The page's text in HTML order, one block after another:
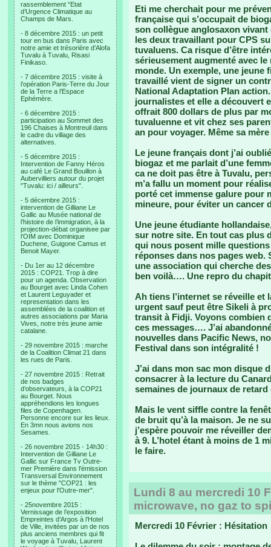
rassemblement “Etat
d’Urgence Climatique au
Champs de Mars.
- 8 décembre 2015 : un petit
tour en bus dans Paris avec
notre amie et trésorière d’Alofa
Tuvalu à Tuvalu, Risasi
Finikaso.
- 7 décembre 2015 : visite à
l’opération Paris-Terre du Jour
de la Terre a l’Espace
Ephémère.
- 6 décembre 2015 :
participation au Sommet des
196 Chaises à Montreuil dans
le cadre du village des
alternatives.
- 5 décembre 2015 :
Intervention de Fanny Héros
au café Le Grand Bouillon à
Aubervilliers autour du projet
"Tuvalu: ici / ailleurs".
- 5 décembre 2015 :
intervention de Gilliane Le
Gallic au Musée national de
l’histoire de l’immigration, à la
projection-débat organisee par
l’OIM avec Dominique
Duchene, Guigone Camus et
Benoit Mayer.
- Du 1er au 12 décembre
2015 : COP21. Trop à dire
pour un agenda. Observation
au Bourget avec Linda Cohen
et Laurent Leguyader et
representation dans les
assemblées de la coalition et
autres associations par Maria
Vives, notre très jeune amie
catalane.
- 29 novembre 2015 : marche
de la Coalition Climat 21 dans
les rues de Paris.
- 27 novembre 2015 : Retrait
de nos badges
d’observateurs, à la COP21
au Bourget. Nous
appréhendions les longues
files de Copenhagen.
Personne encore sur les lieux.
En 3mn nous avions nos
Sesames.
- 26 novembre 2015 - 14h30 :
Intervention de Gilliane Le
Gallic sur France Tv Outre-
mer Première dans l'émission
Transversal Environnement
sur le thème "COP21 : les
enjeux pour l'Outre-mer".
- 25novembre 2015 :
Vernissage de l’exposition
Empreintes d’Argos à l’Hotel
de Ville, invitées par un de nos
plus anciens membres qui fit
le voyage à Tuvalu, Laurent
Eti me cherchait pour me
française qui s’occupait de
son collègue anglosaxon
les deux travaillant pour CPS
tuvaluens. Ca risque d’être
sérieusement augmenté avec
monde. Un exemple, une jeune
travaillé vient de signer un
National Adaptation Plan
journalistes et elle a découvert
offrait 800 dollars de plus par
tuvaluenne et vit chez ses
an pour voyager. Même sa
Le jeune français dont j’ai
biogaz et me parlait d’une
ca ne doit pas être à Tuvalu,
m’a fallu un moment pour
porté cet immense galure pour
mineure, pour éviter un cancer
Une jeune étudiante
sur notre site. En tout cas plus
qui nous posent mille
réponses dans nos pages web.
une association qui cherche
ben voilà…. Une repro du
Ah tiens l’internet se réveille et
urgent sauf peut être Sikeli à
transit à Fidji. Voyons combien
ces messages…. J’ai
nouvelles dans Pacific News,
Festival dans son intégralité !
J’ai dans mon sac mon disque
consacrer à la lecture du
semaines de journaux de
Mais le vent siffle contre la
de bruit qu’à la maison. Je ne
j’espère pouvoir me réveiller
à 9. L’hotel étant à moins de 1
le faire.
Lundi 8 au mercredi 10
microwave, no gaz to
Mercredi 10 Février : Hésitation